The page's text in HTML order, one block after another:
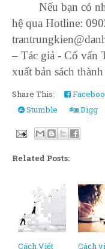
Nếu bạn có
hệ qua Hotline:
– Tác giả - Cố vấn
xuất bản sách
Share This:
Stumble
Digg
Related Posts:
Cách Viết
Cách